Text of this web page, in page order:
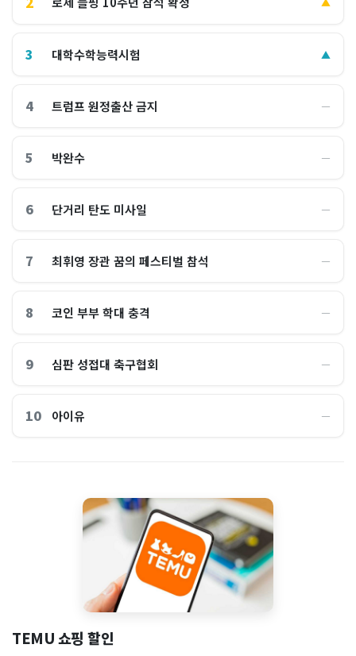
3 대학수학능력시험 ▲
4 트럼프 원정출산 금지 ―
5 박완수 ―
6 단거리 탄도 미사일 ―
7 최휘영 장관 꿈의 페스티벌 참석 ―
8 코인 부부 학대 충격 ―
9 심판 성접대 축구협회 ―
10 아이유 ―
TEMU 쇼핑 할인